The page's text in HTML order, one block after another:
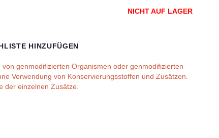
NICHT AUF LAGER
HINZUFÜGEN
von genmodifizierten Organismen oder genmodifizierten
Verwendung von Konservierungsstoffen und Zusätzen.
der einzelnen Zusätze.